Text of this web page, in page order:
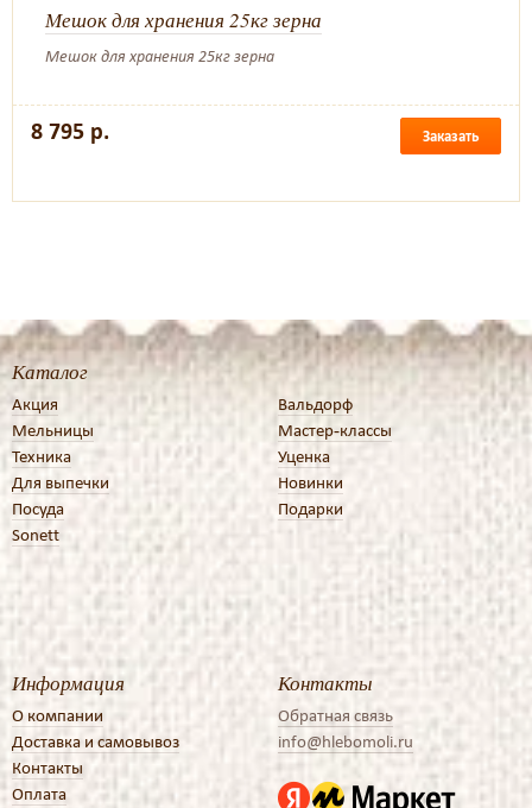
Мешок для хранения 25кг зерна
Мешок для хранения 25кг зерна
8 795 р. Заказать
Каталог
Акция
Мельницы
Техника
Для выпечки
Посуда
Sonett
Вальдорф
Мастер-классы
Уценка
Новинки
Подарки
Информация
О компании
Доставка и самовывоз
Контакты
Оплата
Контакты
Обратная связь
info@hlebomoli.ru